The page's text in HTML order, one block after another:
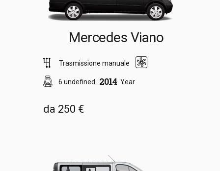
Mercedes Viano
Trasmissione manuale
6 undefined 2014 Year
da 250 €